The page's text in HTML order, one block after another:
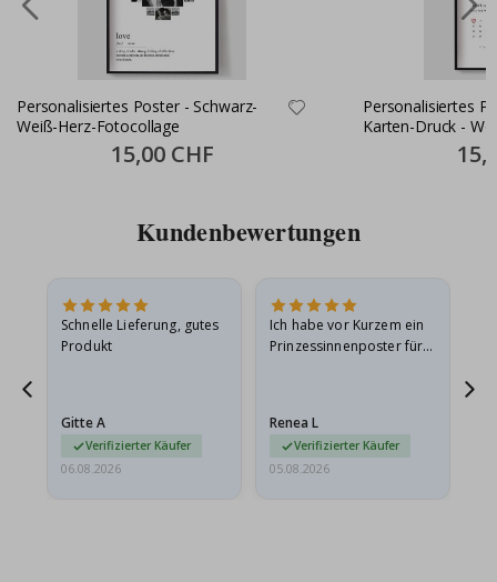
Personalisiertes Poster - Schwarz-
Weiß-Herz-Fotocollage
Special
Price
15,00 CHF
Personalisiertes
Karten-Druck -
Price
Kundenbewertungen
Schnelle Lieferung, gutes
Produkt
Gitte A
Verifizierter Käufer
06.08.2026
Ich habe vor Kurzem ein
Prinzessinnenposter für
beschädigt…
Renea L
Verifizierter Käufer
05.08.2026